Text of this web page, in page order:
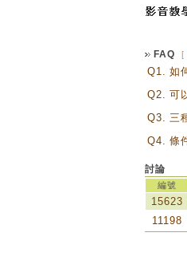
FAQ [
Q1.
如
Q2.
可
Q3.
三
Q4.
條
討論
編號
15623
11198